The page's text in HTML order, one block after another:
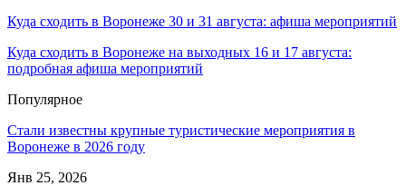
Куда сходить в Воронеже 30 и 31 августа: афиша мероприятий
Куда сходить в Воронеже на выходных 16 и 17 августа:
подробная афиша мероприятий
Популярное
Стали известны крупные туристические мероприятия в
Воронеже в 2026 году
Янв 25, 2026